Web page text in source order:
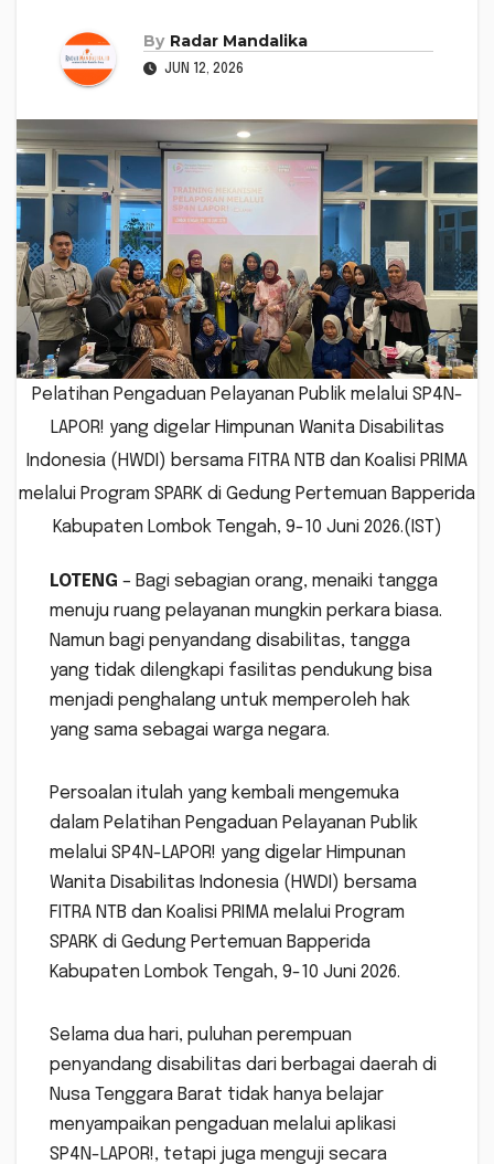
By Radar Mandalika
JUN 12, 2026
Pelatihan Pengaduan Pelayanan Publik melalui SP4N-
LAPOR! yang digelar Himpunan Wanita Disabilitas
Indonesia (HWDI) bersama FITRA NTB dan Koalisi PRIMA
melalui Program SPARK di Gedung Pertemuan Bapperida
Kabupaten Lombok Tengah, 9-10 Juni 2026.(IST)
LOTENG – Bagi sebagian orang, menaiki tangga
menuju ruang pelayanan mungkin perkara biasa.
Namun bagi penyandang disabilitas, tangga
yang tidak dilengkapi fasilitas pendukung bisa
menjadi penghalang untuk memperoleh hak
yang sama sebagai warga negara.
Persoalan itulah yang kembali mengemuka
dalam Pelatihan Pengaduan Pelayanan Publik
melalui SP4N-LAPOR! yang digelar Himpunan
Wanita Disabilitas Indonesia (HWDI) bersama
FITRA NTB dan Koalisi PRIMA melalui Program
SPARK di Gedung Pertemuan Bapperida
Kabupaten Lombok Tengah, 9-10 Juni 2026.
Selama dua hari, puluhan perempuan
penyandang disabilitas dari berbagai daerah di
Nusa Tenggara Barat tidak hanya belajar
menyampaikan pengaduan melalui aplikasi
SP4N-LAPOR!, tetapi juga menguji secara